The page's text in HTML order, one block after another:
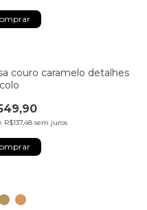
couro caramelo detalhes
R$137,48 sem juros